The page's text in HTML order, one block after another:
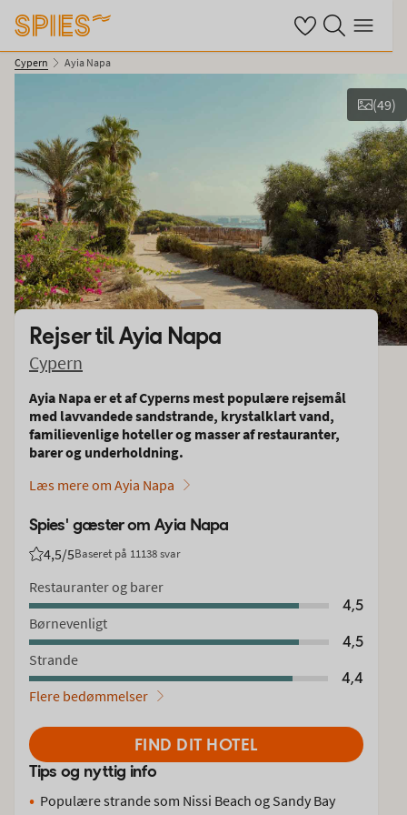
Se dine gemte
Søg på spies.dk
Menu
Cypern Ayia Napa
Vis film og billeder
(49)
Rejser tilAyia Napa
Cypern
Ayia Napa er et af Cyperns mest populære rejsemål
med lavvandede sandstrande, krystalklart vand,
familievenlige hoteller og masser af restauranter,
barer og underholdning.
Læs mere om Ayia Napa
Spies' gæster om Ayia Napa
4,5/5Baseret på 11138 svar
Bedømmelse fra Spies gæster: 4.5/5
Restauranter og barer
4,5
Børnevenligt
4,5
Strande
4,4
Flere bedømmelser
FIND DIT HOTEL
Tips og nyttig info
Populære strande som Nissi Beach og Sandy Bay